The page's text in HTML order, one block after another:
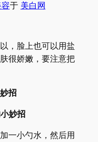
于 美白网
脸上也可以用盐
很娇嫩，要注意把
招
小勺水，然后用